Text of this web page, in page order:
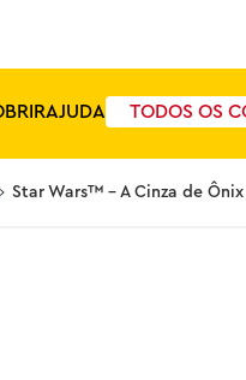
AJUDA TODOS OS
Star Wars™ - A Cinza de Ônix